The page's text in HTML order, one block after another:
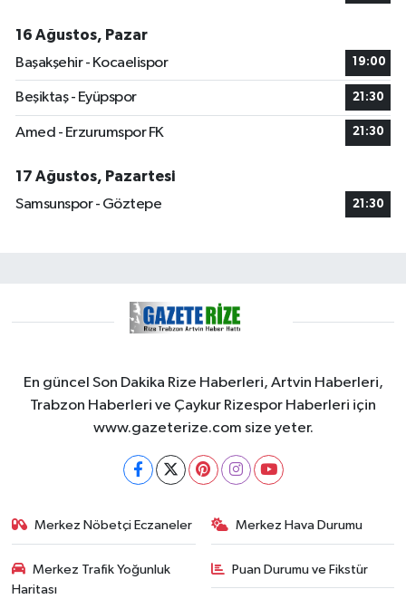
16 Ağustos, Pazar
Başakşehir - Kocaelispor
19:00
Beşiktaş - Eyüpspor 21:30
Amed - Erzurumspor FK 21:30
17 Ağustos, Pazartesi
Samsunspor - Göztepe
21:30
En güncel Son Dakika Rize Haberleri, Artvin Haberleri,
Trabzon Haberleri ve Çaykur Rizespor Haberleri için
www.gazeterize.com size yeter.
Merkez Nöbetçi Eczaneler Merkez Hava Durumu
Merkez Trafik Yoğunluk
Haritası
Puan Durumu ve Fikstür